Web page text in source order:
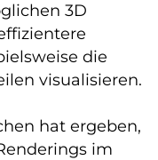
3D
die
visualisieren.
hat ergeben,
im